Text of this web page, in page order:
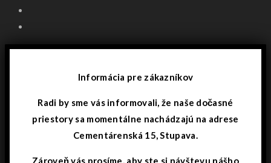
Informácia pre zákazníkov
Radi by sme vás informovali, že naše dočasné
priestory sa momentálne nachádzajú na adrese
Cementárenská 15, Stupava.
Zároveň vás prosíme, aby ste si návštevu nášho